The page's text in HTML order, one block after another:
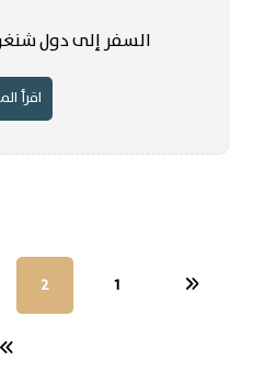
السفر إلى دول شنغن
اقرأ
1
2